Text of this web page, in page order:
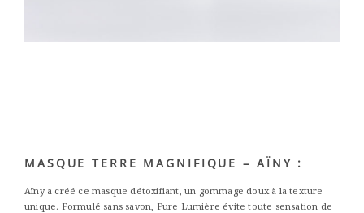
MASQUE TERRE MAGNIFIQUE – AÏNY :
Aïny a créé ce masque détoxifiant, un gommage doux à la texture
unique. Formulé sans savon, Pure Lumière évite toute sensation de